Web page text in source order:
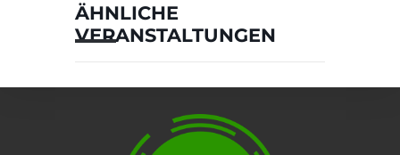
ÄHNLICHE
VERANSTALTUNGEN